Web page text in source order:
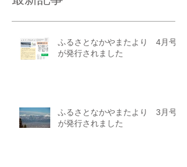
ふるさとなかやまたより 4月号
が発行されました
ふるさとなかやまたより 3月号
が発行されました